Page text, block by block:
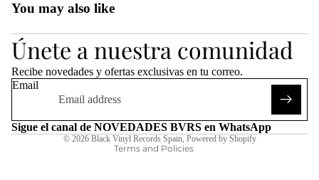
You may also like
Únete a nuestra comunidad
Recibe novedades y ofertas exclusivas en tu correo.
Email
Sigue el canal de NOVEDADES BVRS en WhatsApp
© 2026 Black Vinyl Records Spain, Powered by Shopify
Terms and Policies
Legal notice
Contact information